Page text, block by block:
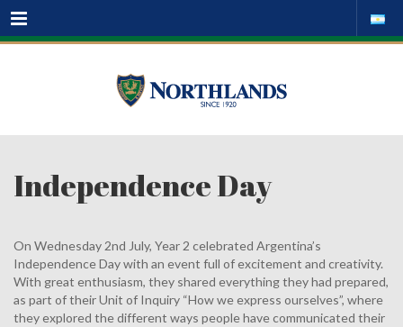
Menu
Independence Day
On Wednesday 2nd July, Year 2 celebrated Argentina’s
Independence Day with an event full of excitement and creativity.
With great enthusiasm, they shared everything they had prepared,
as part of their Unit of Inquiry “How we express ourselves”, where
they explored the different ways people have communicated their